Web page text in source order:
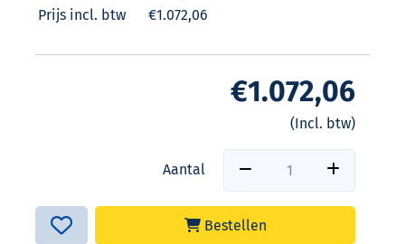
Prijs incl. btw
€1.072,06
€1.072,06
(Incl. btw)
Aantal
Bestellen